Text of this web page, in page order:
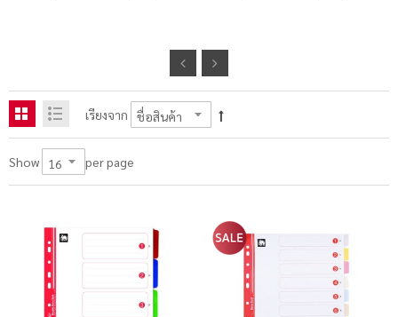
เรียงจาก
Show per page